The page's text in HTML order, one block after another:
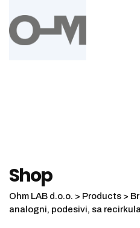
content
Shop
Ohm LAB d.o.o. > Products >
analogni, podesivi, sa